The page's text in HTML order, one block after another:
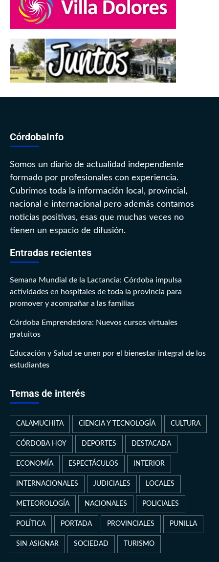
CórdobaInfo
Somos un diario de actualidad independiente
formado por profesionales con experiencia.
Cubrimos toda la información local, provincial,
nacional e internacional pero además contamos
noticias positivas, esas que muchas veces no
tienen un espacio de difusión.
Entradas recientes
Semana Mundial de la Lactancia: Córdoba impulsa
actividades en hospitales de toda la provincia para
promover y acompañar a las familias
Córdoba Emprendedora: Nuevos cursos virtuales
gratuitos
Educación y Salud se unen por el bienestar integral de los
estudiantes
Temas de interés
CALAMUCHITA CIENCIA Y TECNOLOGÍA CULTURA
CÓRDOBA HOY DEPORTES DESTACADA
ECONOMÍA ESPECTÁCULOS INTERIOR
INTERNACIONALES JUDICIALES LOCALES
METEOROLOGÍA NACIONALES POLICIALES
POLÍTICA PORTADA PROVINCIALES PUNILLA
SIN ASIGNAR SOCIEDAD TURISMO